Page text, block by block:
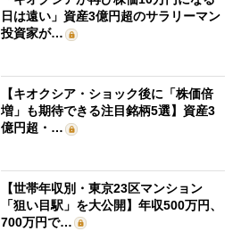
日は遠い」資産3億円超のサラリーマン
投資家が…
【キオクシア・ショック後に「株価倍
増」も期待できる注目銘柄5選】資産3
億円超・…
【世帯年収別・東京23区マンション
「狙い目駅」を大公開】年収500万円、
700万円で…